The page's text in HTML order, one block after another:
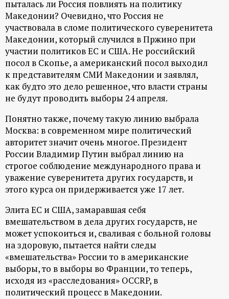
пыталась ли Россия повлиять на политику
Македонии? Очевидно, что Россия не
участвовала в сломе политического суверенитета
Македонии, который случился в Пржино при
участии политиков ЕС и США. Не российский
посол в Скопье, а американский посол выходил
к представителям СМИ Македонии и заявлял,
как будто это дело решенное, что власти страны
не будут проводить выборы 24 апреля.
Понятно также, почему такую линию выбрала
Москва: в современном мире политический
авторитет значит очень многое. Президент
России Владимир Путин выбрал линию на
строгое соблюдение международного права и
уважение суверенитета других государств, и
этого курса он придерживается уже 17 лет.
Элита ЕС и США, замаравшая себя
вмешательством в дела других государств, не
может успокоиться и, сваливая с больной головы
на здоровую, пытается найти следы
«вмешательства» России то в американские
выборы, то в выборы во Франции, то теперь,
исходя из «расследования» OCCRP, в
политический процесс в Македонии.